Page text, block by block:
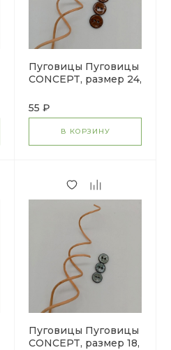
Пуговицы Пуговицы
CONCEPT, размер 24,
коричневый
55 ₽
В КОРЗИНУ
Пуговицы Пуговицы
CONCEPT, размер 18,